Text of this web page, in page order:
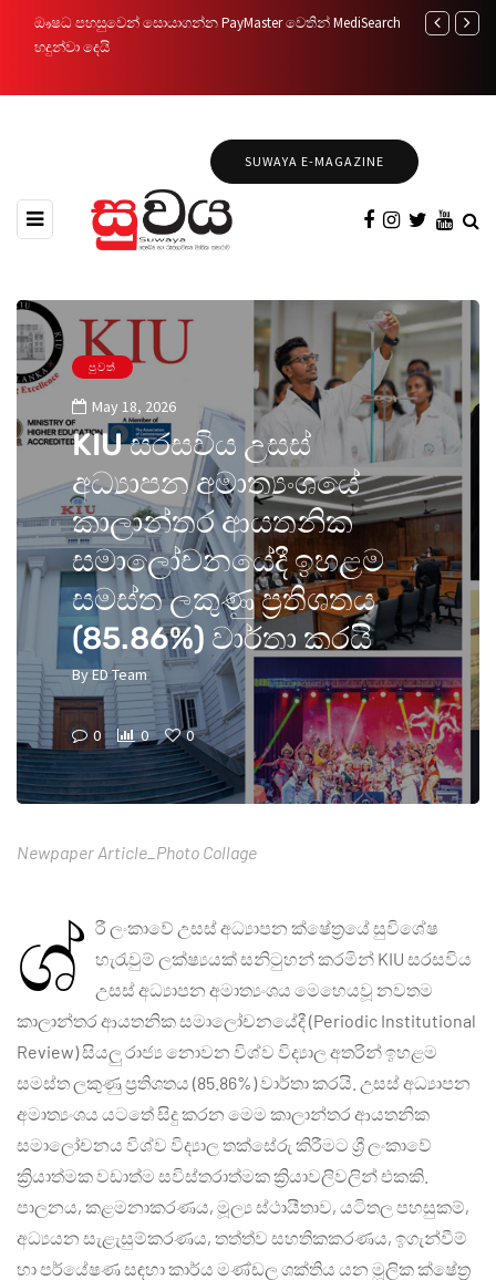
ඖෂධ පහසුවෙන් සොයාගන්න PayMaster වෙතින් MediSearch
හදුන්වා දෙයි
නුගේගොඩ
SUWAYA E-MAGAZINE
පුවත්
May 18, 2026
KIU සරසවිය උසස්
අධ්‍යාපන අමාත්‍යංශයේ
කාලාන්තර ආයතනික
සමාලෝචනයේදී ඉහළම
සමස්ත ලකුණු ප්‍රතිශතය
(85.86%) වාර්තා කරයි
ByED Team
0 0 0
Newpaper Article_Photo Collage
ශ්‍ රී ලංකාවේ උසස් අධ්‍යාපන ක්ෂේත්‍රයේ සුවිශේෂ
හැරැවුම් ලක්ෂ්‍යයක් සනිටුහන් කරමින් KIU සරසවිය
උසස් අධ්‍යාපන අමාත්‍යංශය මෙහෙයවූ නවතම
කාලාන්තර ආයතනික සමාලෝචනයේදී (Periodic Institutional
Review) සියලු රාජ්‍ය නොවන විශ්ව විද්‍යාල අතරින් ඉහළම
සමස්ත ලකුණු ප්‍රතිශතය (85.86%) වාර්තා කරයි. උසස් අධ්‍යාපන
අමාත්‍යංශය යටතේ සිදු කරන මෙම කාලාන්තර ආයතනික
සමාලෝචනය විශ්ව විද්‍යාල තක්සේරු කිරීමට ශ්‍රී ලංකාවේ
ක්‍රියාත්මක වඩාත්ම සවිස්තරාත්මක ක්‍රියාවලිවලින් එකකි.
පාලනය, කළමනාකරණය, මූල්‍ය ස්ථායීතාව, යටිතල පහසුකම්,
අධ්‍යයන සැළැසුම්කරණය, තත්ත්ව සහතිකකරණය, ඉගැන්වීම්
හා පර්යේෂණ සඳහා කාර්ය මණ්ඩල ශක්තිය යන මූලික ක්ෂේත්‍ර